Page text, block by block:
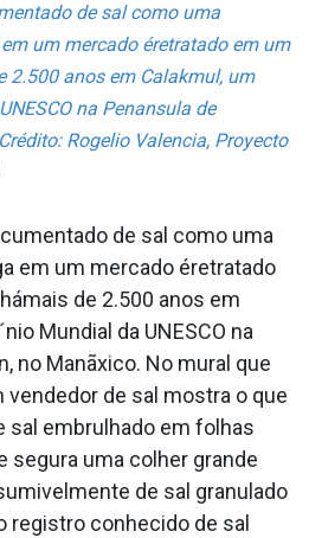
de sal como uma
um mercado éretratado em um
2.500 anos em Calakmul, um
na Pena­nsula de
Rogelio Valencia, Proyecto
de sal como uma
em um mercado éretratado
de 2.500 anos em
Mundial da UNESCO na
no Manãxico. No mural que
vendedor de sal mostra o que
sal embrulhado em folhas
segura uma colher grande
de sal granulado
registro conhecido de sal